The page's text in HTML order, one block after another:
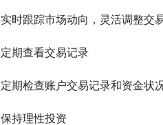
实时跟踪市场动向，灵活调整交
定期查看交易记录
定期检查账户交易记录和资金状
保持理性投资